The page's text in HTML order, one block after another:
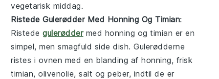
vegetarisk middag.
Ristede Gulerødder Med Honning Og Timian:
Ristedegulerøddermed honning og timian er en
simpel, men smagfuld side dish. Gulerødderne
ristes i ovnen med en blanding af honning, frisk
timian, olivenolie, salt og peber, indtil de er